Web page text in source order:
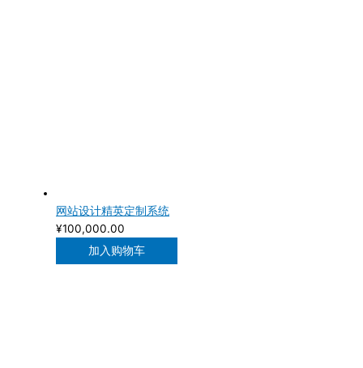
网站设计精英定制系统
¥100,000.00
加入购物车